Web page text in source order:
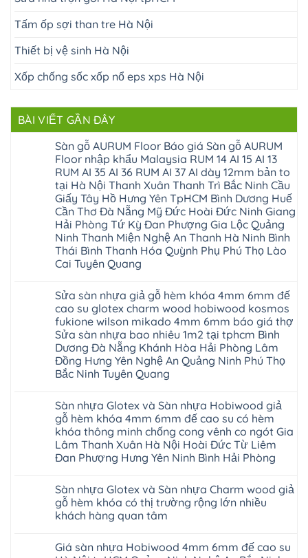
Tấm ốp sợi than tre Hà Nội
Thiết bị vệ sinh Hà Nội
Xốp chống sốc xốp nổ eps xps Hà Nội
BÀI VIẾT GẦN ĐÂY
Sàn gỗ AURUM Floor Báo giá Sàn gỗ AURUM
Floor nhập khẩu Malaysia RUM 14 AI 15 AI 13
RUM AI 35 AI 36 RUM AI 37 AI dày 12mm bản to
tại Hà Nội Thanh Xuân Thanh Trì Bắc Ninh Cầu
Giấy Tây Hồ Hưng Yên TpHCM Bình Dương Huế
Cần Thơ Đà Nẵng Mỹ Đức Hoài Đức Ninh Giang
Hải Phòng Tứ Kỳ Đan Phượng Gia Lộc Quảng
Ninh Thanh Miện Nghệ An Thanh Hà Ninh Bình
Thái Bình Thanh Hóa Quỳnh Phụ Phú Thọ Lào
Cai Tuyên Quang
bình
luận
ở
Sàn
gỗ
AURUM
Floor
Báo
giá
Sàn
Floor
nhập
khẩu
Malaysia
RUM
14
AI
13
RUM
AI
35
AI
AI
37
Sửa sàn nhựa giả gỗ hèm khóa 4mm 6mm đế
cao su glotex charm wood hobiwood kosmos
fukione wilson mikado 4mm 6mm báo giá thợ
Sửa sàn nhựa bao nhiêu 1m2 tại tphcm Bình
Dương Đà Nẵng Khánh Hòa Hải Phòng Lâm
Đồng Hưng Yên Nghệ An Quảng Ninh Phú Thọ
Bắc Ninh Tuyên Quang
bình
luận
ở
Sửa
sàn
nhựa
giả
khóa
4mm
6mm
đế
cao
charm
Sàn nhựa Glotex và Sàn nhựa Hobiwood giả
gỗ hèm khóa 4mm 6mm đế cao su có hèm
khóa thông minh chống cong vênh co ngót Gia
Lâm Thanh Xuân Hà Nội Hoài Đức Từ Liêm
Đan Phượng Hưng Yên Ninh Bình Hải Phòng
bình
luận
ở
Sàn
và
Sàn
Sàn nhựa Glotex và Sàn nhựa Charm wood giả
gỗ hèm khóa có thị trường rộng lớn nhiều
khách hàng quan tâm
bình
Giá sàn nhựa Hobiwood 4mm 6mm đế cao su